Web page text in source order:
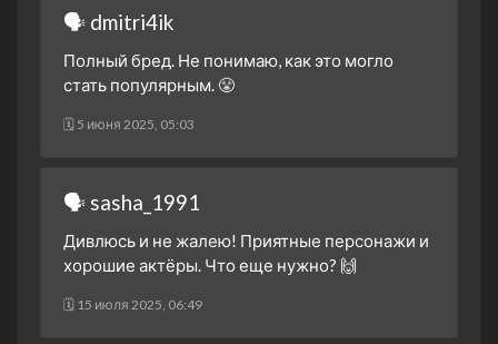
1 сезон 1 серия
17 сентября 2024
🗣 dmitri4ik
Полный бред. Не понимаю, как это могло
стать популярным. 😤
🗓 5 июня 2025, 05:03
🗣 sasha_1991
Дивлюсь и не жалею! Приятные персонажи и
хорошие актёры. Что еще нужно? 🙌
🗓 15 июля 2025, 06:49